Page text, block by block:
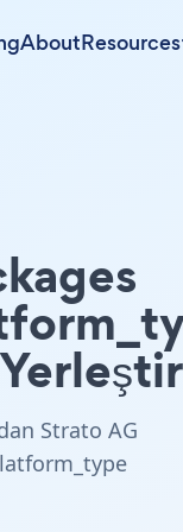
AboutResources
Strato AG